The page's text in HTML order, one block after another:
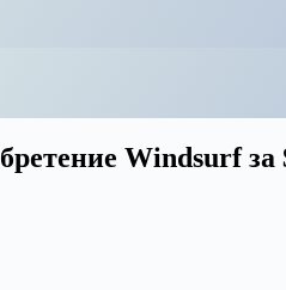
Windsurf